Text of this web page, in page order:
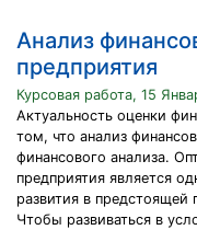
Анализ
предприятия
Курсовая работа, 15
Актуальность оценки
том, что анализ
финансового анализа.
предприятия является
развития в предстоящей
Чтобы развиваться в